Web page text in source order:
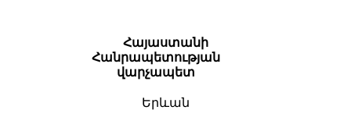
Հայաստանի
Հանրապետության
վարչապետ
Երևան